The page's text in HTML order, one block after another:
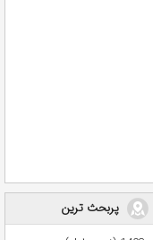
پربحث ترین